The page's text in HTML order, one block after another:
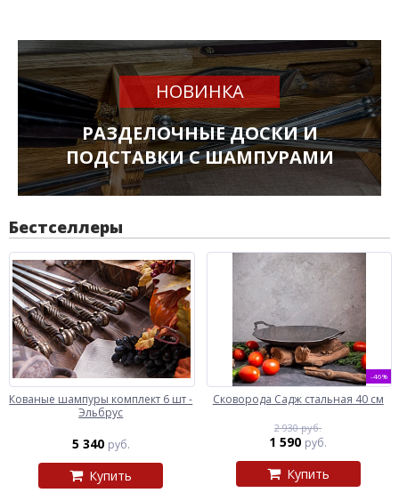
НОВИНКА
РАЗДЕЛОЧНЫЕ ДОСКИ И
ПОДСТАВКИ С ШАМПУРАМИ
Бестселлеры
Кованые шампуры комплект 6 шт -
Эльбрус
5 340 руб.
Купить
-46%
Сковорода Садж стальная 40 см
2 930 руб.
1 590 руб.
Купить